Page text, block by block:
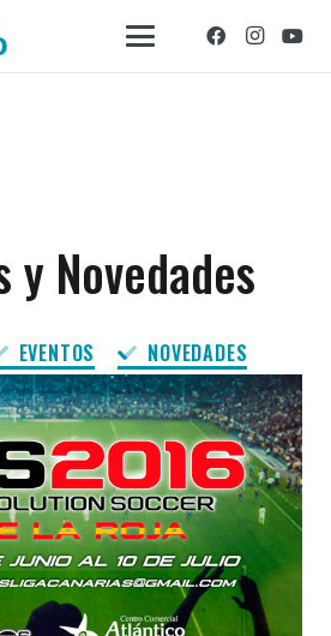
y Novedades
EVENTOS NOVEDADES